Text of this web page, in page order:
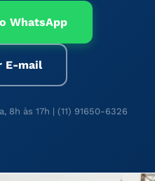
WhatsApp
E-mail
8h às 17h | (11) 91650-6326